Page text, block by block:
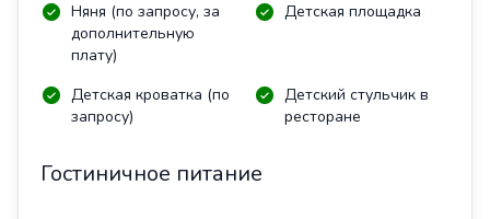
Няня (по запросу, за
дополнительную
плату)
Детская площадка
Детская кроватка (по
запросу)
Детский стульчик в
ресторане
Гостиничное питание